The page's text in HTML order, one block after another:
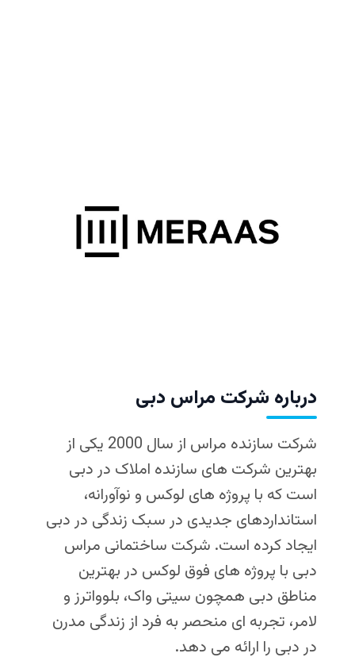
درباره شرکت مراس دبی
شرکت سازنده مراس از سال 2000 یکی از
بهترین شرکت‌ های سازنده املاک در دبی
است که با پروژه‌ های لوکس و نوآورانه،
استانداردهای جدیدی در سبک زندگی در دبی
ایجاد کرده است. شرکت ساختمانی مراس
دبی با پروژه‌ های فوق لوکس در بهترین
مناطق دبی همچون سیتی واک، بلوواترز و
لامر، تجربه‌ ای منحصر‌ به‌ فرد از زندگی مدرن
در دبی را ارائه می‌ دهد.